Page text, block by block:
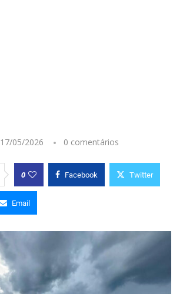
17/05/2026 0 comentários
0 Facebook Twitter
Email